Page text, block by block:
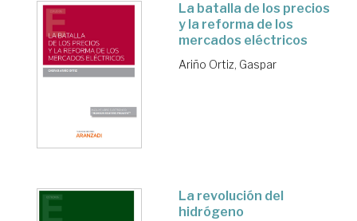
La batalla de los precios
y la reforma de los
mercados eléctricos
Ariño Ortiz, Gaspar
La revolución del
hidrógeno